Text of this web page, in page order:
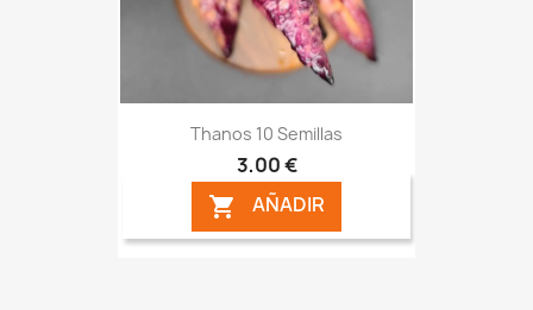
Thanos 10 Semillas
3,00 €
 AÑADIR